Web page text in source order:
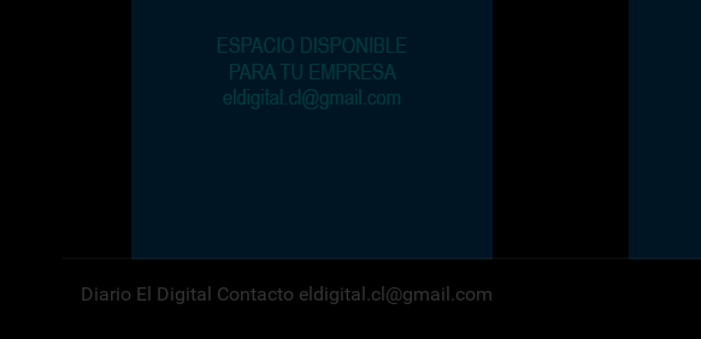
Diario El Digital Contacto eldigital.cl@gmail.com